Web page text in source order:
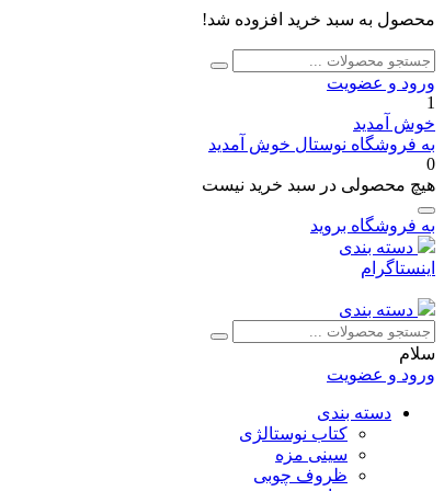
محصول به سبد خرید افزوده شد!
جستجو
برای:
جستجو
ورود و عضویت
1
خوش آمدید
به فروشگاه نوستال خوش آمدید
0
هیچ محصولی در سبد خرید نیست
به فروشگاه بروید
دسته بندی
اینستاگرام
دسته بندی
جستجو
برای:
جستجو
سلام
ورود و عضویت
دسته بندی
کتاب نوستالژی
سینی مزه
ظروف چوبی